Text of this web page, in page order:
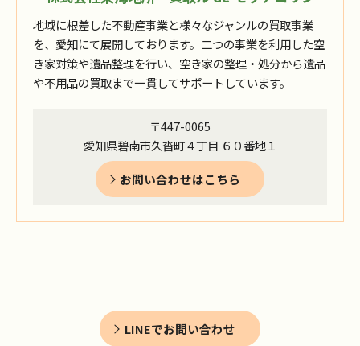
地域に根差した不動産事業と様々なジャンルの買取事業
を、愛知にて展開しております。二つの事業を利用した空
き家対策や遺品整理を行い、空き家の整理・処分から遺品
や不用品の買取まで一貫してサポートしています。
〒447-0065
愛知県碧南市久沓町４丁目 ６０番地１
お問い合わせはこちら
LINEでお問い合わせ